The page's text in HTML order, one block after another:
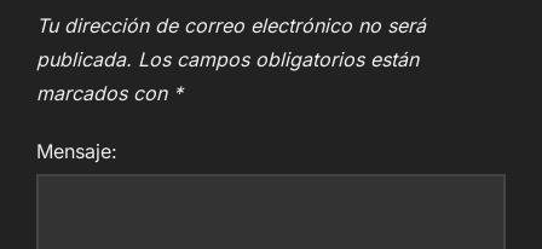
Tu dirección de correo electrónico no será
publicada. Los campos obligatorios están
marcados con *
Mensaje: